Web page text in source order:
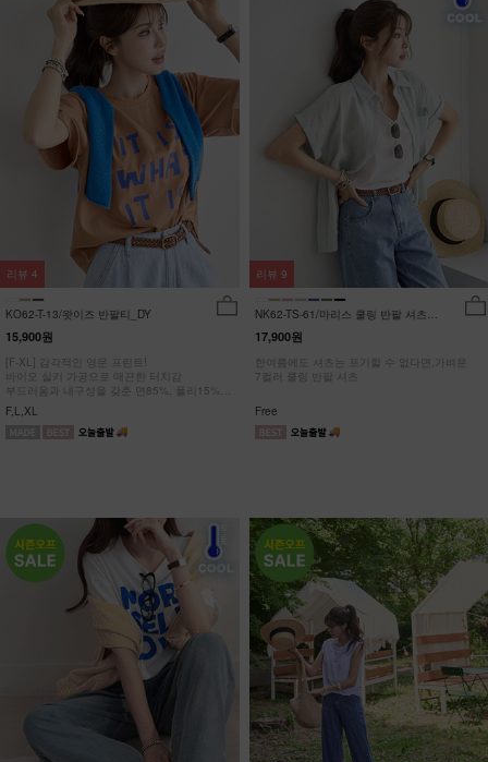
KO62-T-13/왓이즈 반팔티_DY
15,900원
[F-XL] 감각적인 영문 프린트!
바이오 실키 가공으로 매끈한 터치감
부드러움과 내구성을 갖춘 면85%, 폴리15%
#NAK MADE.
F,L,XL
리뷰 4
NK62-TS-61/마리스 쿨링 반팔 셔츠
17,900원
한여름에도 셔츠는 포기할 수 없다면,가벼운
7컬러 쿨링 반팔 셔츠
Free
리뷰 9